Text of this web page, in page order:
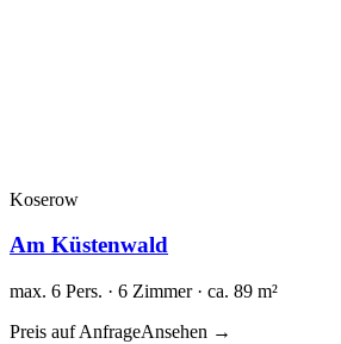
Koserow
Am Küstenwald
max. 6 Pers. · 6 Zimmer · ca. 89 m²
Preis auf AnfrageAnsehen →